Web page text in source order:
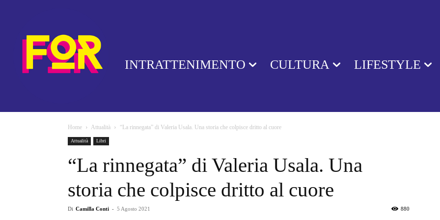
INTRATTENIMENTO CULTURA LIFESTYLE
Home Attualità “La rinnegata” di Valeria Usala. Una storia che colpisce dritto al cuore
Attualità Libri
“La rinnegata” di Valeria Usala. Una
storia che colpisce dritto al cuore
Di Camilla Conti - 5 Agosto 2021 880